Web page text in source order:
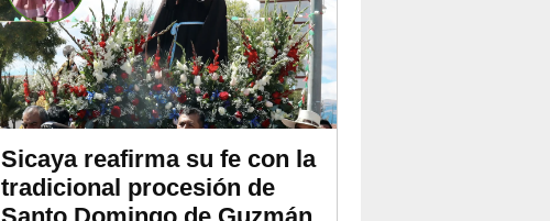
Sicaya reafirma su fe con la
tradicional procesión de